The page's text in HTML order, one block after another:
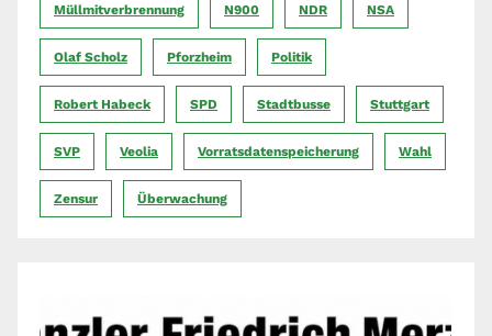
Müllmitverbrennung N900 NDR NSA
Olaf Scholz Pforzheim Politik
Robert Habeck SPD Stadtbusse Stuttgart
SVP Veolia Vorratsdatenspeicherung Wahl
Zensur Überwachung